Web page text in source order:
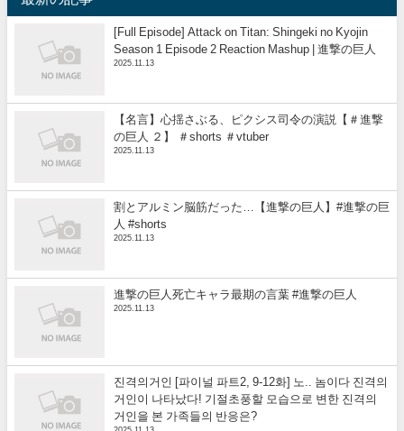
[Full Episode] Attack on Titan: Shingeki no Kyojin
Season 1 Episode 2 Reaction Mashup | 進撃の巨人
2025.11.13
【名言】心揺さぶる、ピクシス司令の演説【＃進撃
の巨人 ２】 ＃shorts ＃vtuber
2025.11.13
割とアルミン脳筋だった…【進撃の巨人】#進撃の巨
人 #shorts
2025.11.13
進撃の巨人死亡キャラ最期の言葉 #進撃の巨人
2025.11.13
진격의거인 [파이널 파트2, 9-12화] 노.. 놈이다 진격의
거인이 나타났다! 기절초풍할 모습으로 변한 진격의
거인을 본 가족들의 반응은?